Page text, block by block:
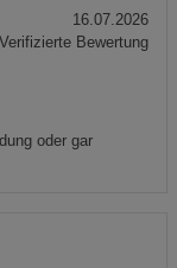
verwenden Sie
oder gar
16.07.2026
Bewertung